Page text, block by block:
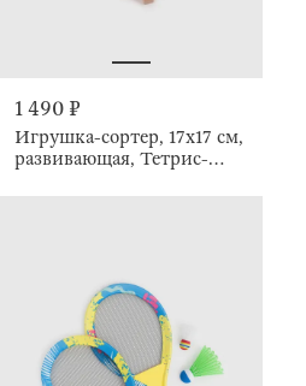
1 490 ₽
Игрушка-сортер, 17х17 см,
развивающая, Тетрис-